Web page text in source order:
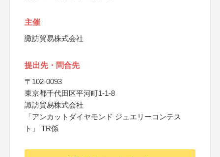
主催
諏訪貿易株式会社
提出先・問合先
〒102-0093
東京都千代田区平河町1-1-8
諏訪貿易株式会社
「アンカットダイヤモンド ジュエリーコンテス
ト」 TR係